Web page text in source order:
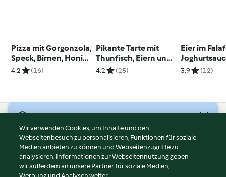
Pizza mit Gorgonzola,
Speck, Birnen, Honig
und Walnüssen
4.2 (16)
Pikante Tarte mit
Thunfisch, Eiern und
Kapern
4.2 (25)
Eier im
3.9 (12)
Nutzungsbedingungen
Datenschutzrichtlinien
Disclaimer
Wir verwenden Cookies, um Inhalte und den
Webseitenbesuch zu personalisieren, Funktionen für soziale
Medien anbieten zu können und Webseitenzugriffe zu
analysieren. Informationen zur Webseitennutzung geben
wir außerdem an unsere Partner für soziale Medien,